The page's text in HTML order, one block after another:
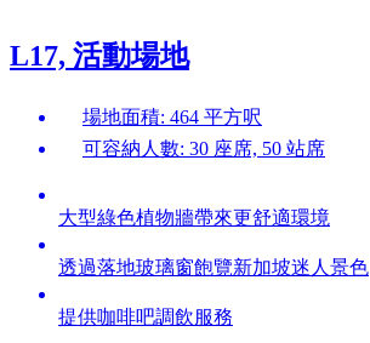
L17, 活動場地
場地面積: 464 平方呎
可容納人數: 30 座席, 50 站席
大型綠色植物牆帶來更舒適環境
透過落地玻璃窗飽覽新加坡迷人景色
提供咖啡吧調飲服務